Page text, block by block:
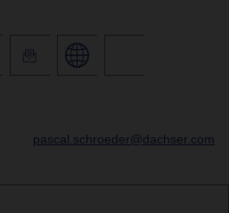
pascal.schroeder@dachser.com